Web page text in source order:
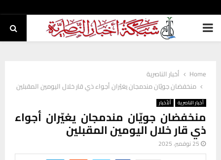
PRIMARY
Home
أخبار الناصرية
منخفضان جويّان مندمجان يغيّران أجواء ذي قار خلال اليومين المقبلين
أخبار الناصرية ألأخبار
منخفضان جويّان مندمجان يغيّران أجواء
ذي قار خلال اليومين المقبلين
25 نوفمبر، 2025